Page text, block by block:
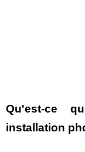
Qu'est-ce
installation